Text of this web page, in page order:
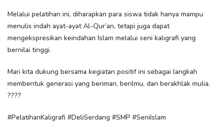
Melalui pelatihan ini, diharapkan para siswa tidak hanya mampu
menulis indah ayat-ayat Al-Qur’an, tetapi juga dapat
mengekspresikan keindahan Islam melalui seni kaligrafi yang
bernilai tinggi.
Mari kita dukung bersama kegiatan positif ini sebagai langkah
membentuk generasi yang beriman, berilmu, dan berakhlak mulia.
????
#PelatihanKaligrafi #DeliSerdang #SMP #SeniIslam